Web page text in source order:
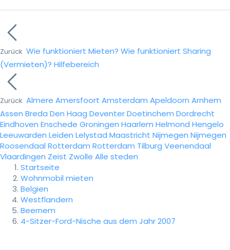
Zurück Wie funktioniert Mieten? Wie funktioniert Sharing
(Vermieten)? Hilfebereich
Zurück Almere Amersfoort Amsterdam Apeldoorn Arnhem
Assen Breda Den Haag DeventerDoetinchem Dordrecht
Eindhoven Enschede Groningen Haarlem Helmond Hengelo
Leeuwarden Leiden Lelystad Maastricht Nijmegen Nijmegen
Roosendaal Rotterdam Rotterdam Tilburg Veenendaal
Vlaardingen Zeist Zwolle Alle steden
Startseite
Wohnmobil mieten
Belgien
Westflandern
Beernem
4-Sitzer-Ford-Nische aus dem Jahr 2007